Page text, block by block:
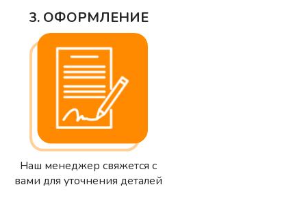
3. ОФОРМЛЕНИЕ
Наш менеджер свяжется с
вами для уточнения деталей